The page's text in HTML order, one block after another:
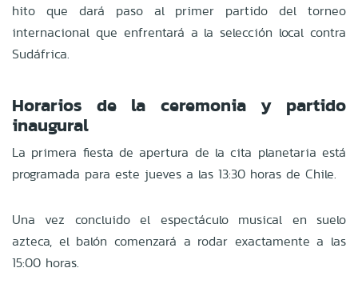
hito que dará paso al primer partido del torneo
internacional que enfrentará a la selección local contra
Sudáfrica.
Horarios de la ceremonia y partido
inaugural
La primera fiesta de apertura de la cita planetaria está
programada para este jueves a las 13:30 horas de Chile.
Una vez concluido el espectáculo musical en suelo
azteca, el balón comenzará a rodar exactamente a las
15:00 horas.